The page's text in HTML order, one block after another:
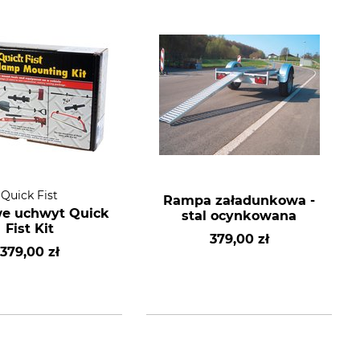
Quick Fist
uchwyt Quick
Fist Kit
379,00 zł
Rampa załadunkowa -
stal ocynkowana
379,00 zł